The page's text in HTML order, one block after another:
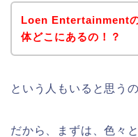
Loen Entertainment
体どこにあるの！？
という人もいると思う
だから、まずは、色々